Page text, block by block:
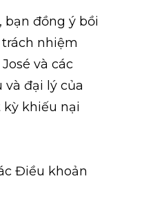
bạn đồng ý bồi
nhiệm
và các
và đại lý của
khiếu nại
Điều khoản